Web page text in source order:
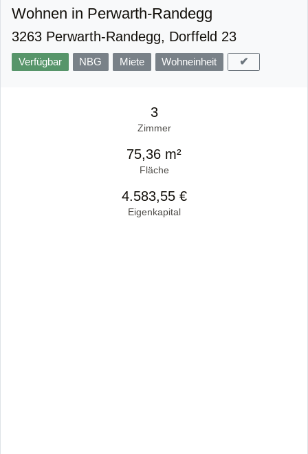
Wohnen in Perwarth-Randegg
3263 Perwarth-Randegg, Dorffeld 23
Verfügbar NBG Miete Wohneinheit ✔
3
Zimmer
75,36 m²
Fläche
4.583,55 €
Eigenkapital